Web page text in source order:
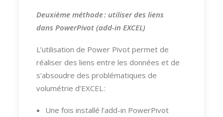
Deuxième méthode : utiliser des liens
dans PowerPivot (add-in EXCEL)
L’utilisation de Power Pivot permet de
réaliser des liens entre les données et de
s’absoudre des problématiques de
volumétrie d’EXCEL :
Une fois installé l’add-in PowerPivot